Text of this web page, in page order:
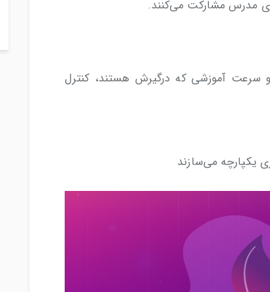
مدرس مشارکت می‌کنند.
سرعت آموزشی که درگیرش هستند، کنترل
می‌سازند